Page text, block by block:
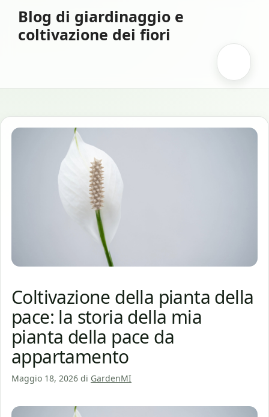
contenuto
Blog di giardinaggio e
coltivazione dei fiori
Coltivazione della pianta della
pace: la storia della mia
pianta della pace da
appartamento
Maggio 18, 2026 di GardenMI